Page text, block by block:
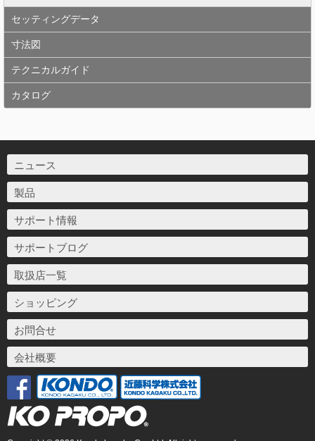
セッティングデータ
寸法図
テクニカルガイド
カタログ
ニュース
製品
サポート情報
サポートブログ
取扱店一覧
ショッピング
お問合せ
会社概要